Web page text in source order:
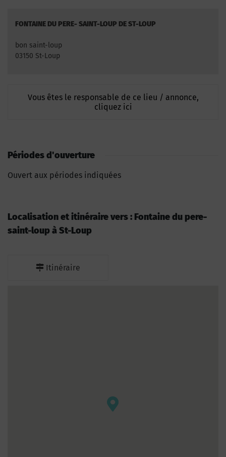
FONTAINE DU PERE- SAINT-LOUP DE ST-LOUP
bon saint-loup
03150 St-Loup
Vous êtes le responsable de ce lieu / annonce,
cliquez ici
Périodes d'ouverture
Ouvert aux périodes indiquées
Localisation et itinéraire vers : Fontaine du pere-
saint-loup à St-Loup
Itinéraire